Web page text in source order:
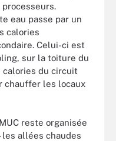
eau passe par un
calories
Celui-ci est
sur la toiture du
calories du circuit
chauffer les locaux
reste organisée
allées chaudes